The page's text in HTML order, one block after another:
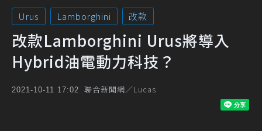
Urus Lamborghini 改款
改款Lamborghini Urus將導入
Hybrid油電動力科技？
2021-10-11 17:02 聯合新聞網／Lucas